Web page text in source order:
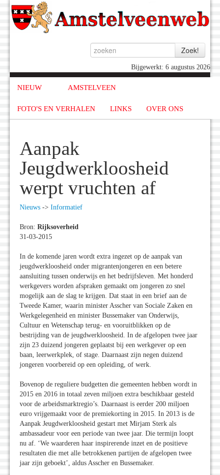
Bijgewerkt: 6 augustus 2026
NIEUW AMSTELVEEN
FOTO'S EN VERHALEN LINKS OVER ONS
Aanpak
Jeugdwerkloosheid
werpt vruchten af
Nieuws -> Informatief
Bron: Rijksoverheid
31-03-2015
In de komende jaren wordt extra ingezet op de aanpak van
jeugdwerkloosheid onder migrantenjongeren en een betere
aansluiting tussen onderwijs en het bedrijfsleven. Met honderd
werkgevers worden afspraken gemaakt om jongeren zo snel
mogelijk aan de slag te krijgen. Dat staat in een brief aan de
Tweede Kamer, waarin minister Asscher van Sociale Zaken en
Werkgelegenheid en minister Bussemaker van Onderwijs,
Cultuur en Wetenschap terug- en vooruitblikken op de
bestrijding van de jeugdwerkloosheid. In de afgelopen twee jaar
zijn 23 duizend jongeren geplaatst bij een werkgever op een
baan, leerwerkplek, of stage. Daarnaast zijn negen duizend
jongeren voorbereid op een opleiding, of werk.
Bovenop de reguliere budgetten die gemeenten hebben wordt in
2015 en 2016 in totaal zeven miljoen extra beschikbaar gesteld
voor de arbeidsmarktregio’s. Daarnaast is eerder 200 miljoen
euro vrijgemaakt voor de premiekorting in 2015. In 2013 is de
Aanpak Jeugdwerkloosheid gestart met Mirjam Sterk als
ambassadeur voor een periode van twee jaar. Die termijn loopt
nu af. ‘We waarderen haar inspirerende inzet en de positieve
resultaten die met alle betrokkenen partijen de afgelopen twee
jaar zijn geboekt’, aldus Asscher en Bussemaker.